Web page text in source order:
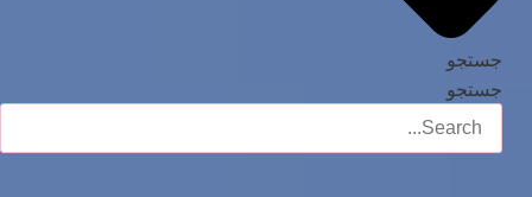
جستجو
جستجو